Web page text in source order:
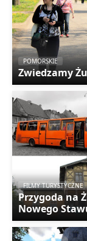
POMORSKIE
Zwiedzamy
FILMY TURYSTYCZNE
Przygoda na
Nowego